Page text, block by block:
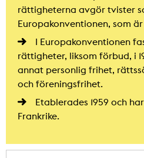
rättigheterna avgör tvister
Europakonventionen, som
I Europakonventionen
rättigheter, liksom förbud, i
annat personlig frihet,
och föreningsfrihet.
Etablerades 1959 och
Frankrike.